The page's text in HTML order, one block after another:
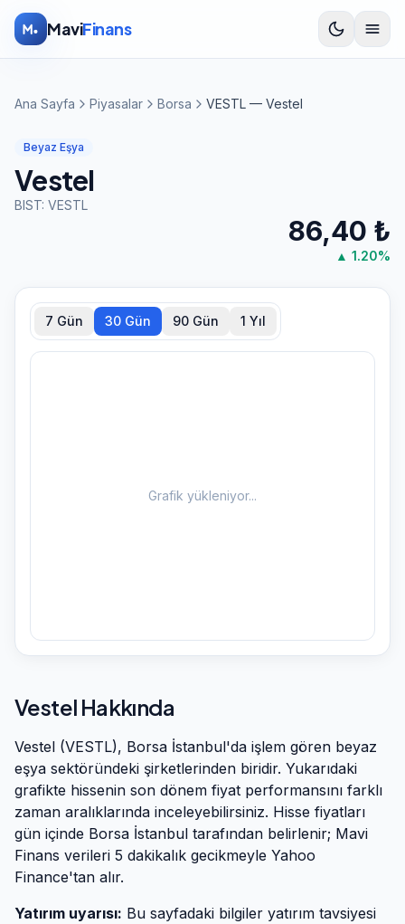
İçeriğe atla
MaviFinans
Ana Sayfa Piyasalar Borsa VESTL — Vestel
Beyaz Eşya
Vestel
BIST: VESTL
86,40 ₺
▲ 1.20%
7 Gün 30 Gün 90 Gün 1 Yıl
Grafik yükleniyor...
Vestel Hakkında
Vestel (VESTL), Borsa İstanbul'da işlem gören beyaz
eşya sektöründeki şirketlerinden biridir. Yukarıdaki
grafikte hissenin son dönem fiyat performansını farklı
zaman aralıklarında inceleyebilirsiniz. Hisse fiyatları
gün içinde Borsa İstanbul tarafından belirlenir; Mavi
Finans verileri 5 dakikalık gecikmeyle Yahoo
Finance'tan alır.
Yatırım uyarısı: Bu sayfadaki bilgiler yatırım tavsiyesi